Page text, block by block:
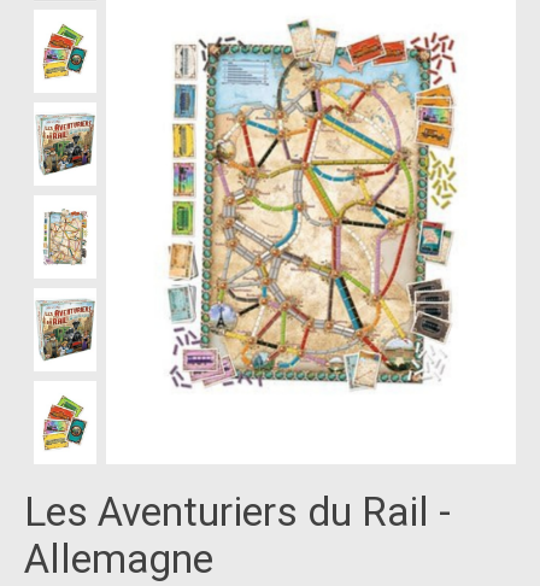
Les Aventuriers du Rail -
Allemagne